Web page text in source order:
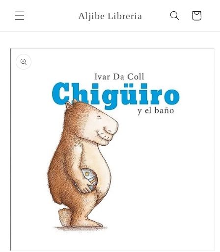
directamente
al contenido
Aljibe Libreria Carrito
directamente
a la
información